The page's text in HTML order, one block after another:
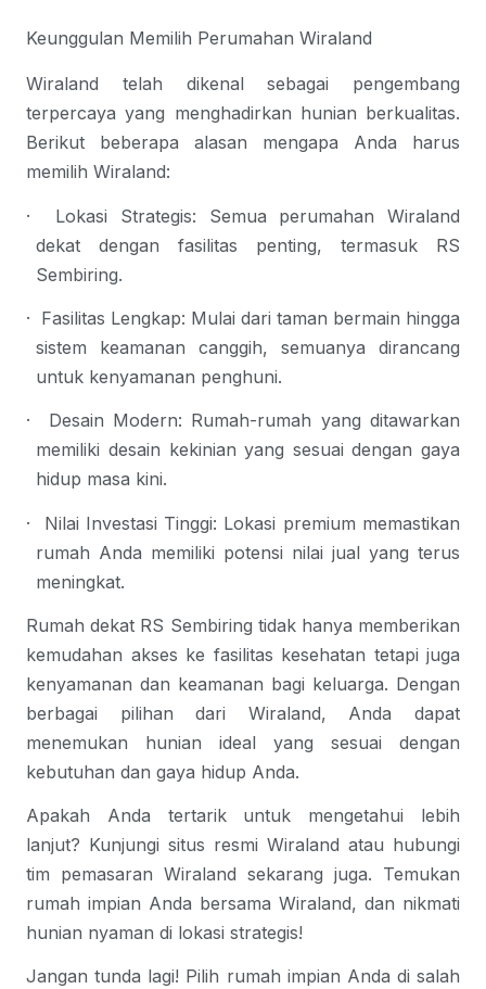
Keunggulan Memilih Perumahan Wiraland
Wiraland telah dikenal sebagai pengembang
terpercaya yang menghadirkan hunian berkualitas.
Berikut beberapa alasan mengapa Anda harus
memilih Wiraland:
· Lokasi Strategis: Semua perumahan Wiraland
dekat dengan fasilitas penting, termasuk RS
Sembiring.
· Fasilitas Lengkap: Mulai dari taman bermain hingga
sistem keamanan canggih, semuanya dirancang
untuk kenyamanan penghuni.
· Desain Modern: Rumah-rumah yang ditawarkan
memiliki desain kekinian yang sesuai dengan gaya
hidup masa kini.
· Nilai Investasi Tinggi: Lokasi premium memastikan
rumah Anda memiliki potensi nilai jual yang terus
meningkat.
Rumah dekat RS Sembiring tidak hanya memberikan
kemudahan akses ke fasilitas kesehatan tetapi juga
kenyamanan dan keamanan bagi keluarga. Dengan
berbagai pilihan dari Wiraland, Anda dapat
menemukan hunian ideal yang sesuai dengan
kebutuhan dan gaya hidup Anda.
Apakah Anda tertarik untuk mengetahui lebih
lanjut? Kunjungi situs resmi Wiraland atau hubungi
tim pemasaran Wiraland sekarang juga. Temukan
rumah impian Anda bersama Wiraland, dan nikmati
hunian nyaman di lokasi strategis!
Jangan tunda lagi! Pilih rumah impian Anda di salah